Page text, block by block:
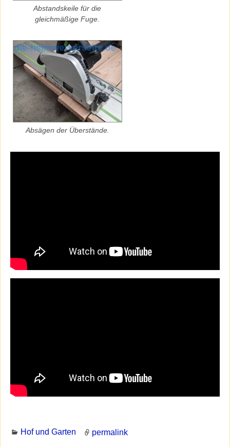
Abstandskeile für die
gleichmäßige Fuge.
Absägen der Überstände.
Hof und Garten permalink